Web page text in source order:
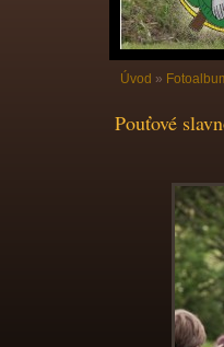
Úvod »
Pouťové